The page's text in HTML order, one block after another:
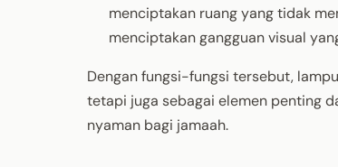
menciptakan ruang yang tidak
menciptakan gangguan visual
Dengan fungsi-fungsi tersebut,
tetapi juga sebagai elemen penting
nyaman bagi jamaah.